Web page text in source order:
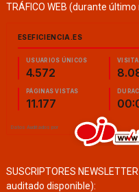
TRÁFICO WEB (durante
SUSCRIPTORES
auditado disponible):